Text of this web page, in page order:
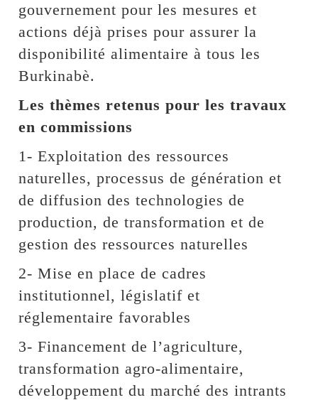
gouvernement pour les mesures et
actions déjà prises pour assurer la
disponibilité alimentaire à tous les
Burkinabè.
Les thèmes retenus pour les travaux
en commissions
1- Exploitation des ressources
naturelles, processus de génération et
de diffusion des technologies de
production, de transformation et de
gestion des ressources naturelles
2- Mise en place de cadres
institutionnel, législatif et
réglementaire favorables
3- Financement de l’agriculture,
transformation agro-alimentaire,
développement du marché des intrants